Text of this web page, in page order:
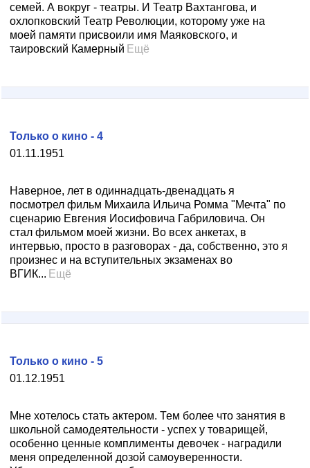
семей. А вокруг - театры. И Театр Вахтангова, и
охлопковский Театр Революции, которому уже на
моей памяти присвоили имя Маяковского, и
таировский Камерный Ещё
01.11.1951
Только о кино - 4
Наверное, лет в одиннадцать-двенадцать я
посмотрел фильм Михаила Ильича Ромма "Мечта" по
сценарию Евгения Иосифовича Габриловича. Он
стал фильмом моей жизни. Во всех анкетах, в
интервью, просто в разговорах - да, собственно, это я
произнес и на вступительных экзаменах во
ВГИК... Ещё
01.12.1951
Только о кино - 5
Мне хотелось стать актером. Тем более что занятия в
школьной самодеятельности - успех у товарищей,
особенно ценные комплименты девочек - наградили
меня определенной дозой самоуверенности.